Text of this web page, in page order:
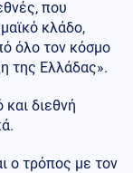
που
κλάδο,
όλο τον κόσμο
της Ελλάδας».
διεθνή
ο τρόπος με τον